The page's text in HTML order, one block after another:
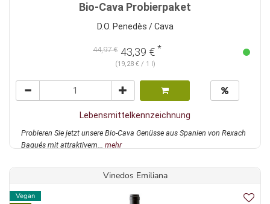
Bio-Cava Probierpaket
D.O. Penedès / Cava
44,97 € 43,39 € *
(19,28 € / 1 l)
Lebensmittelkennzeichnung
Probieren Sie jetzt unsere Bio-Cava Genüsse aus Spanien von Rexach
Baqués mit attraktivem... mehr
Vinedos Emiliana
Vegan